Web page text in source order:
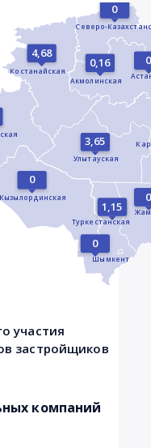
участия
застройщиков
Туркестанская
Шымкент
Северо-
Акмолинская
Кызылординская
Костанайская
Улытауская
0
1,15
0
0,16
0
4,68
3,65
компаний